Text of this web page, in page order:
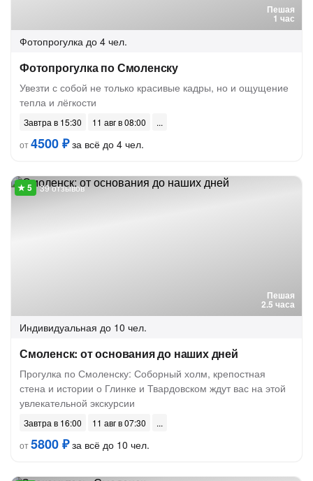
Пешая
1 час
Фотопрогулка до 4 чел.
Фотопрогулка по Смоленску
Увезти с собой не только красивые кадры, но и ощущение
тепла и лёгкости
Завтра в 15:30
11 авг в 08:00
от4500 ₽за всё до 4 чел.
Пешая
2.5 часа
39 отзывов
Индивидуальная до 10 чел.
Смоленск: от основания до наших дней
Прогулка по Смоленску: Соборный холм, крепостная
стена и истории о Глинке и Твардовском ждут вас на этой
увлекательной экскурсии
Завтра в 16:00
11 авг в 07:30
от5800 ₽за всё до 10 чел.